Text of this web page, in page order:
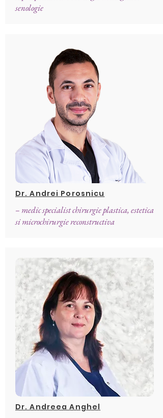
senologie
Dr. Andrei Porosnicu
– medic specialist chirurgie plastica, estetica
si microchirurgie reconstructiva
Dr. Andreea Anghel